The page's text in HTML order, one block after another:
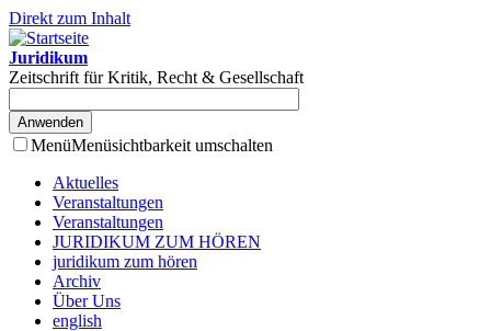
Direkt zum Inhalt
Juridikum
Zeitschrift für Kritik, Recht & Gesellschaft
MenüMenüsichtbarkeit umschalten
Aktuelles
Veranstaltungen
Veranstaltungen
JURIDIKUM ZUM HÖREN
juridikum zum hören
Archiv
Über Uns
english